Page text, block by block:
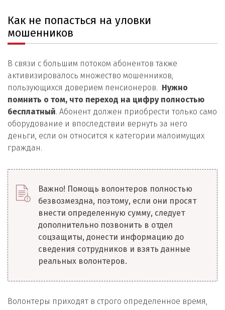
Как не попасться на уловки
мошенников
В связи с большим потоком абонентов также
активизировалось множество мошенников,
пользующихся доверием пенсионеров. Нужно
помнить о том, что переход на цифру полностью
бесплатный. Абонент должен приобрести только само
оборудование и впоследствии вернуть за него
деньги, если он относится к категории малоимущих
граждан.
Важно! Помощь волонтеров полностью
безвозмездна, поэтому, если они просят
внести определенную сумму, следует
дополнительно позвонить в отдел
соцзащиты, донести информацию до
сведения сотрудников и взять данные
реальных волонтеров.
Волонтеры приходят в строго определенное время,